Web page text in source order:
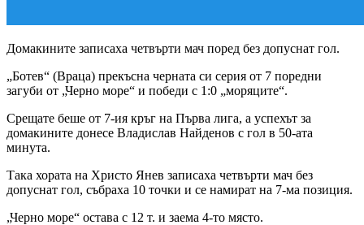
Домакините записаха четвърти мач поред без допуснат гол.
„Ботев“ (Враца) прекъсна черната си серия от 7 поредни
загуби от „Черно море“ и победи с 1:0 „моряците“.
Срещате беше от 7-ия кръг на Първа лига, а успехът за
домакините донесе Владислав Найденов с гол в 50-ата
минута.
Така хората на Христо Янев записаха четвърти мач без
допуснат гол, събраха 10 точки и се намират на 7-ма позиция.
„Черно море“ остава с 12 т. и заема 4-то място.